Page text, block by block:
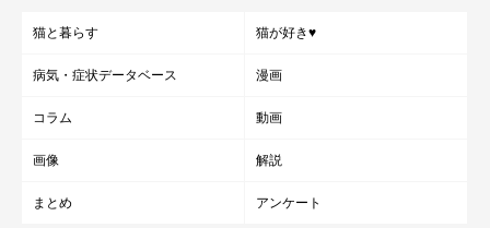
猫と暮らす 猫が好き♥
病気・症状データベース 漫画
コラム 動画
画像 解説
まとめ アンケート